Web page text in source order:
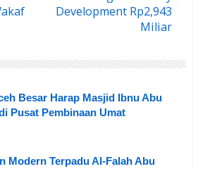
Development Rp2,943
Miliar
Besar Harap Masjid Ibnu Abu
Pusat Pembinaan Umat
Modern Terpadu Al-Falah Abu